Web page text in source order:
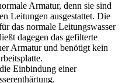
Armatur, denn sie sind
Leitungen ausgestattet. Die
das normale Leitungswasser
dagegen das gefilterte
Armatur und benötigt kein
Einbindung einer